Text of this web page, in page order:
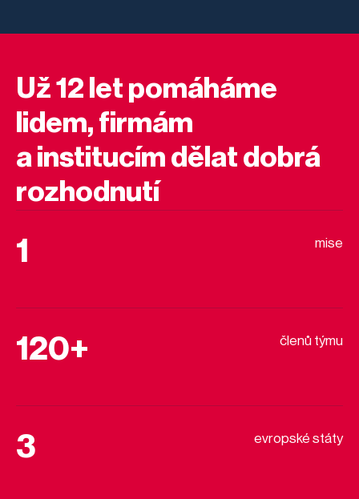
Už 12 let pomáháme
lidem, firmám
a institucím dělat dobrá
rozhodnutí
1 mise
120+ členů týmu
3 evropské státy